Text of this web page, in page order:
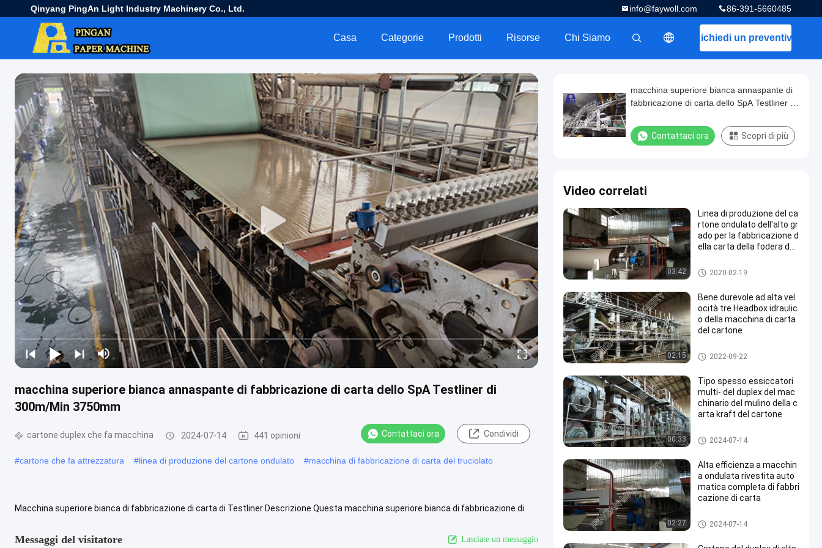
Qinyang PingAn Light Industry Machinery Co., Ltd. 86-391-5660485
info@faywoll.com
Richiedi un preventivo
Casa Categorie Prodotti Risorse Chi Siamo
macchina superiore bianca annaspante di fabbricazione di carta dello SpA Testliner di
300m/Min 3750mm
cartone duplex che fa macchina 2024-07-14 441 opinioni Contattaci ora Condividi
#cartone che fa attrezzatura #linea di produzione del cartone ondulato #macchina di fabbricazione di carta del truciolato
Macchina superiore bianca di fabbricazione di carta di Testliner Descrizione Questa macchina superiore bianca di fabbricazione di
Messaggi del visitatore Lasciate un messaggio
macchina superiore bianca annaspante di
fabbricazione di carta dello SpA Testliner di
Contattaci ora Scopri di più
Video correlati
03:42
Linea di produzione del ca
rtone ondulato dell'alto gr
ado per la fabbricazione d
ella carta della fodera dell
cartone duplex che fa macchin
a
2020-02-19
02:15
Bene durevole ad alta vel
ocità tre Headbox idraulic
o della macchina di carta
del cartone
cartone duplex che fa macchin
a
2022-09-22
00:33
Tipo spesso essiccatori
multi- del duplex del mac
chinario del mulino della c
arta kraft del cartone
cartone duplex che fa macchin
a
2024-07-14
02:27
Alta efficienza a macchin
a ondulata rivestita auto
matica completa di fabbri
cazione di carta
cartone duplex che fa macchin
a
2024-07-14